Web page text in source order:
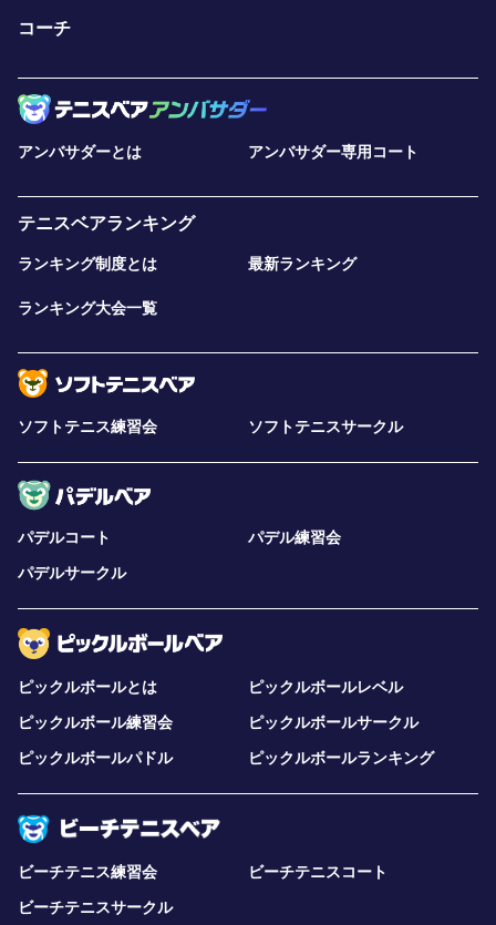
コーチ
アンバサダーとは アンバサダー専用コート
テニスベアランキング
ランキング制度とは 最新ランキング
ランキング大会一覧
ソフトテニス練習会 ソフトテニスサークル
パデルコート
パデル練習会
パデルサークル
ピックルボールとは
ピックルボールレベル
ピックルボール練習会
ピックルボールサークル
ピックルボールパドル
ピックルボールランキング
ビーチテニス練習会
ビーチテニスコート
ビーチテニスサークル